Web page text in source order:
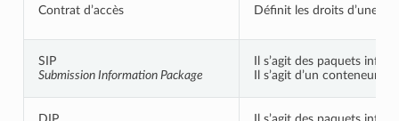
Contrat d’accès Définit les droits d’une
SIP
Submission Information Package
Il s’agit des paquets
Il s’agit d’un conteneur